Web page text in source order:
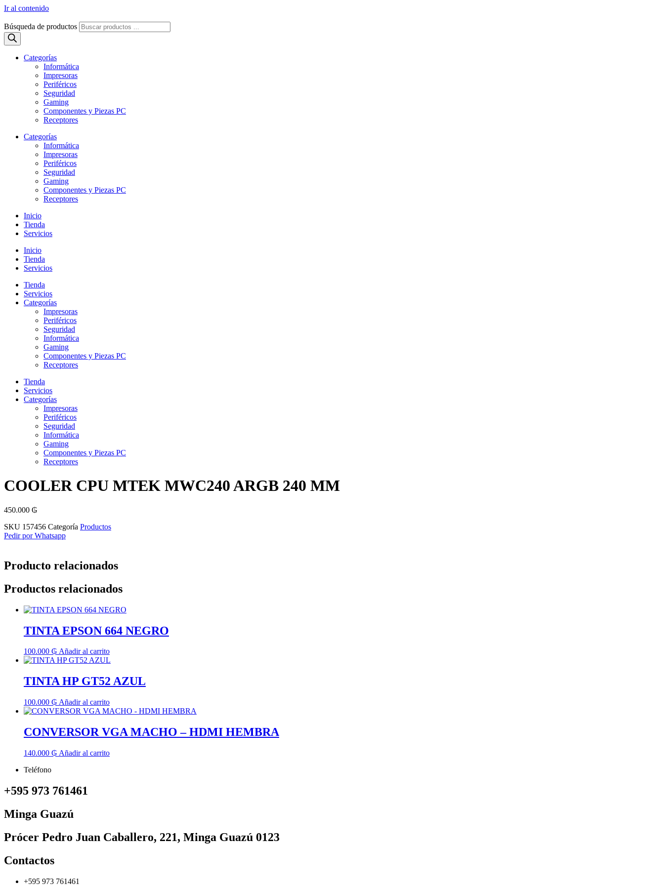
Ir al contenido
Búsqueda de productos
Categorías
Informática
Impresoras
Periféricos
Seguridad
Gaming
Componentes y Piezas PC
Receptores
Categorías
Informática
Impresoras
Periféricos
Seguridad
Gaming
Componentes y Piezas PC
Receptores
Inicio
Tienda
Servicios
Inicio
Tienda
Servicios
Tienda
Servicios
Categorías
Impresoras
Periféricos
Seguridad
Informática
Gaming
Componentes y Piezas PC
Receptores
Tienda
Servicios
Categorías
Impresoras
Periféricos
Seguridad
Informática
Gaming
Componentes y Piezas PC
Receptores
COOLER CPU MTEK MWC240 ARGB 240 MM
450.000 ₲
SKU 157456 Categoría Productos
Pedir por Whatsapp
Producto relacionados
Productos relacionados
TINTA EPSON 664 NEGRO
100.000 ₲ Añadir al carrito
TINTA HP GT52 AZUL
100.000 ₲ Añadir al carrito
CONVERSOR VGA MACHO – HDMI HEMBRA
140.000 ₲ Añadir al carrito
Teléfono
+595 973 761461
Minga Guazú
Prócer Pedro Juan Caballero, 221, Minga Guazú 0123
Contactos
+595 973 761461